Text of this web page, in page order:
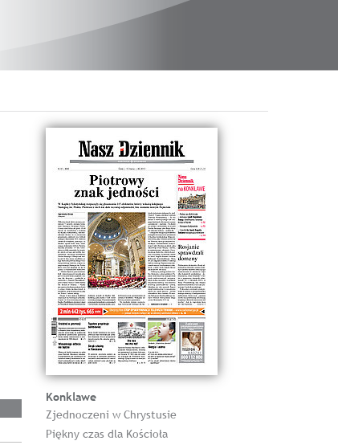
Konklawe
Zjednoczeni w Chrystusie
Piękny czas dla Kościoła